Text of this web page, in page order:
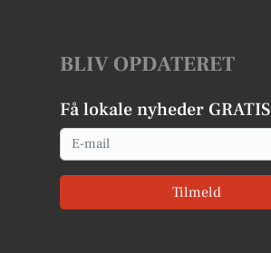
BLIV OPDATERET
Få lokale nyheder GRATIS
Email
Tilmeld